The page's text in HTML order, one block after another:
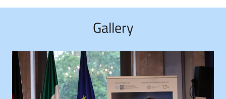
Gallery